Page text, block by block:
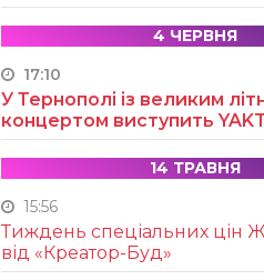
4 ЧЕРВНЯ
17:10
У Тернополі із великим
концертом виступить
14 ТРАВНЯ
15:56
Тиждень спеціальних цін
від «Креатор-Буд»